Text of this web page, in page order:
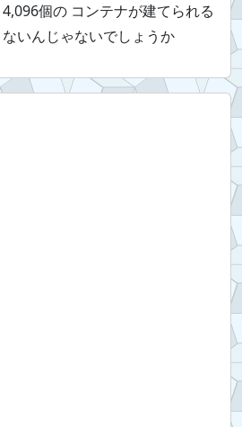
個の コンテナが建てられる
いんじゃないでしょうか